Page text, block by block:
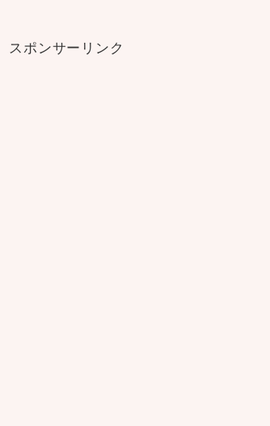
スポンサーリンク